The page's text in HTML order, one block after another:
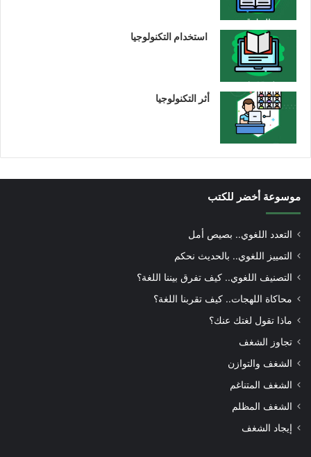
استخدام التكنولوجيا
أثر التكنولوجيا
موسوعة أخضر للكتب
التعدد اللغوي.. بصيص أمل
التمييز اللغوي.. بالحديث نحكم
التصنيف اللغوي.. كيف تفرق بيننا اللغة؟
محاكاة اللهجات.. كيف تقربنا اللغة؟
ماذا تقول لغتك عنك؟
تجاوز الشغف
الشغف والتوازن
الشغف المتناغم
الشغف المظلم
إيجاد الشغف